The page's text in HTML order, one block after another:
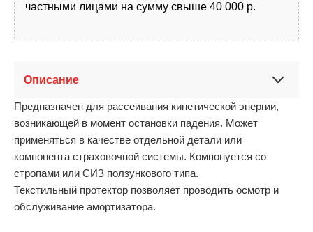
частными лицами на сумму свыше 40 000 р.
Описание
Предназначен для рассеивания кинетической энергии,
возникающей в момент остановки падения. Может
применяться в качестве отдельной детали или
компонента страховочной системы. Компонуется со
стропами или СИЗ ползункового типа.
Текстильный протектор позволяет проводить осмотр и
обслуживание амортизатора.